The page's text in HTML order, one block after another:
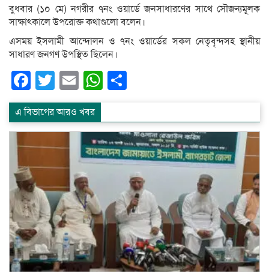
বুধবার (১০ মে) নগরীর ৭নং ওয়ার্ডে জনসাধারণের সাথে সৌজন্যমূলক
সাক্ষাৎকালে উপরোক্ত কথাগুলো বলেন।
এসময় ইসলামী আন্দোলন ও ৭নং ওয়ার্ডের সকল নেতৃবৃন্দসহ স্থানীয়
সাধারণ জনগণ উপস্থিত ছিলেন।
Facebook
Twitter
EmailWhatsApp
এ বিভাগের আরও খবর